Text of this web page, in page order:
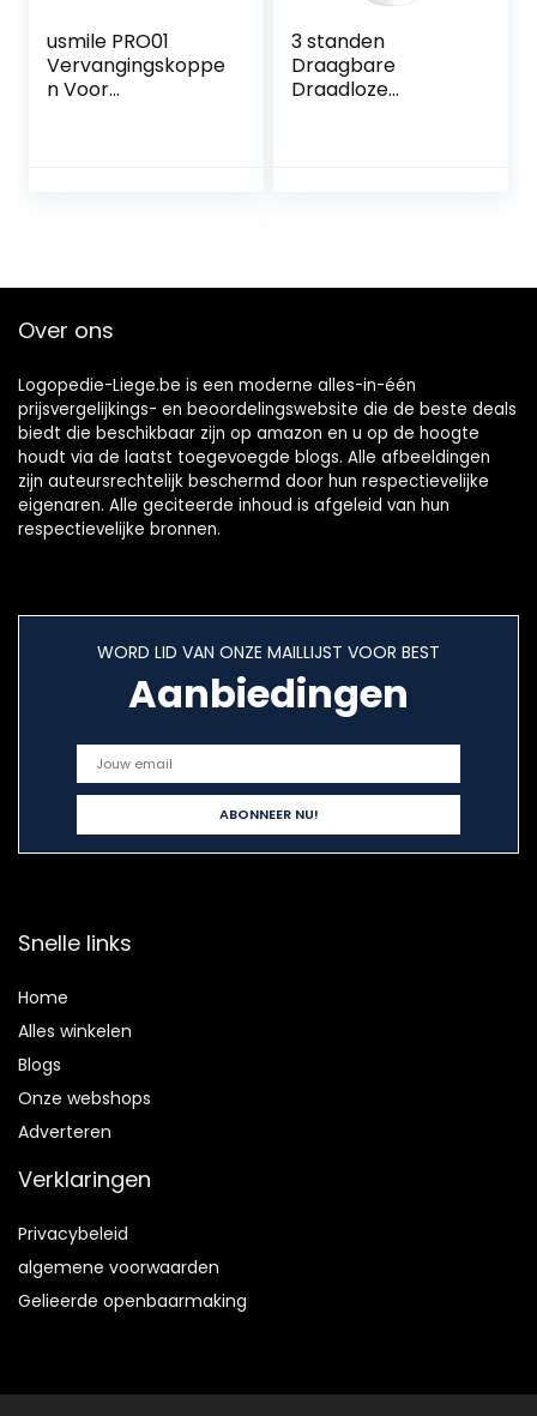
usmile PRO01
Vervangingskoppe
n Voor
Reishoes, Grijs
3 standen
Draagbare
Draadloze
Floss(Color:白色)
Over ons
Logopedie-Liege.be is een moderne alles-in-één
prijsvergelijkings- en beoordelingswebsite die de beste deals
biedt die beschikbaar zijn op amazon en u op de hoogte
houdt via de laatst toegevoegde blogs. Alle afbeeldingen
zijn auteursrechtelijk beschermd door hun respectievelijke
eigenaren. Alle geciteerde inhoud is afgeleid van hun
respectievelijke bronnen.
WORD LID VAN ONZE MAILLIJST VOOR BEST
Aanbiedingen
Snelle links
Home
Alles winkelen
Blogs
Onze webshops
Adverteren
Verklaringen
Privacybeleid
algemene voorwaarden
Gelieerde openbaarmaking